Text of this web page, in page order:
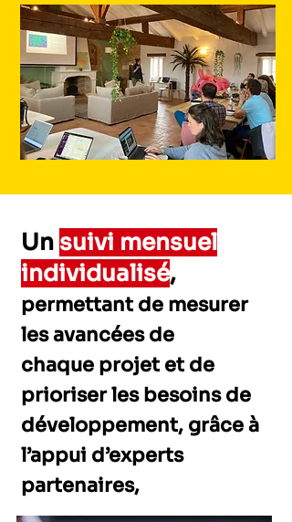
Un suivi mensuel
individualisé,
permettant de mesurer
les avancées de
chaque projet et de
prioriser les besoins de
développement, grâce à
l’appui d’experts
partenaires,